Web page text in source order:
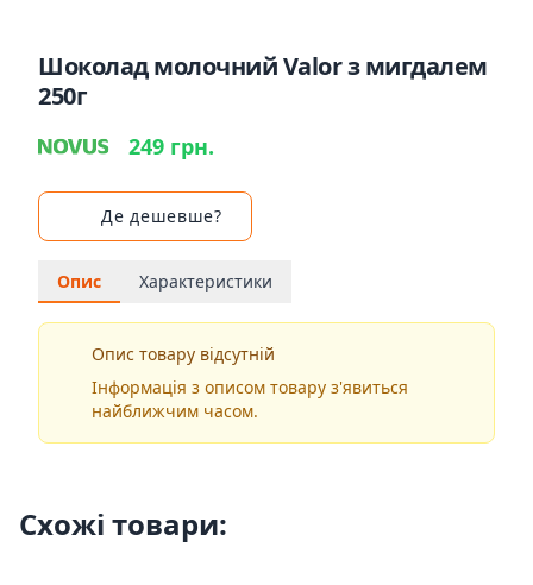
Шоколад молочний Valor з мигдалем
250г
249 грн.
Де дешевше?
Опис Характеристики
Опис товару відсутній
Інформація з описом товару з'явиться
найближчим часом.
Схожі товари: